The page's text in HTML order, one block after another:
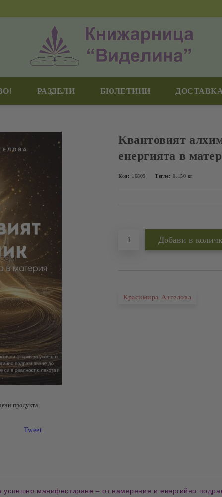
РАЗДЕЛИ БЮЛЕТИНИ
Квантовият
енергията в
Код: 16809 Тегло: 0.150 кг
Красимира Ангелова
продукта
Tweet
успешно манифестиране – от намерение и енергийно